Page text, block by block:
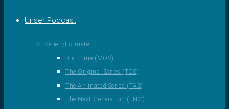
Unser Podcast
Serien/Formate
Die Filme (MOV)
The Original Series (TOS)
The Animated Series (TAS)
The Next Generation (TNG)